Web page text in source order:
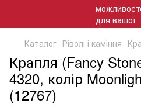
Каталог Ріволі і каміння
Крапля (Fancy
4320, колір
(12767)